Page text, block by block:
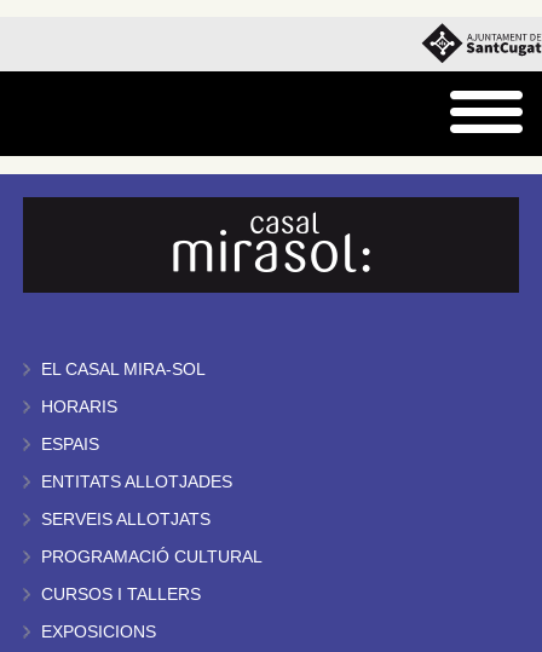
EL CASAL MIRA-SOL
HORARIS
ESPAIS
ENTITATS ALLOTJADES
SERVEIS ALLOTJATS
PROGRAMACIÓ CULTURAL
CURSOS I TALLERS
EXPOSICIONS